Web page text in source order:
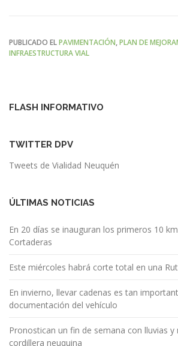
PUBLICADO ELPAVIMENTACIÓN,PLAN DE
INFRAESTRUCTURA VIAL
FLASH INFORMATIVO
TWITTER DPV
Tweets de Vialidad Neuquén
ÚLTIMAS NOTICIAS
En 20 días se inauguran los primeros 10
Cortaderas
Este miércoles habrá corte total en una
En invierno, llevar cadenas es tan
documentación del vehículo
Pronostican un fin de semana con lluvias y
cordillera neuquina